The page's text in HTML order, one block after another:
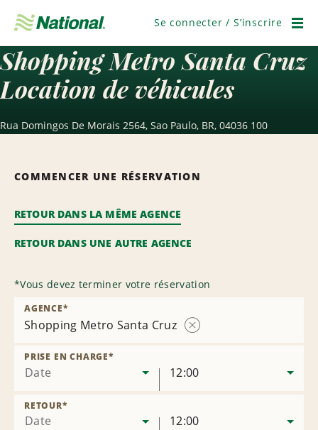
navigation
Se connecter / S’inscrire
Shopping Metro Santa Cruz
Location de véhicules
Rua Domingos De Morais 2564, Sao Paulo, BR, 04036 100
COMMENCER UNE RÉSERVATION
RETOUR DANS LA MÊME AGENCE
RETOUR DANS UNE AUTRE AGENCE
*Vous devez terminer votre réservation
Shopping Metro Santa Cruz
AGENCE*
Date
PRISE EN CHARGE*
12:00
Date
RETOUR*
12:00